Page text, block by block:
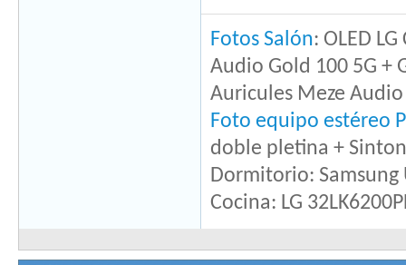
Fotos Salón: OLED
Audio Gold 100 5G +
Auricules Meze Audio
Foto equipo estéreo
doble pletina +
Dormitorio: Samsung
Cocina: LG